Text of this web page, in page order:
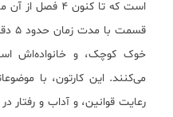
قسمت
خوک کوچک، و خانواده‌اش
می‌کنند. این کارتون، با
رعایت قوانین، و آداب و رفتار